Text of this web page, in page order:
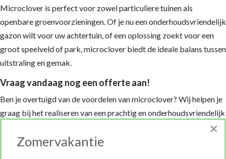
Microclover is perfect voor zowel particuliere tuinen als
openbare groenvoorzieningen. Of je nu een onderhoudsvriendelijk
gazon wilt voor uw achtertuin, of een oplossing zoekt voor een
groot speelveld of park, microclover biedt de ideale balans tussen
uitstraling en gemak.
Vraag vandaag nog een offerte aan!
Ben je overtuigd van de voordelen van microclover? Wij helpen je
graag bij het realiseren van een prachtig en onderhoudsvriendelijk
contact met je op om je wensen en mogelijkheden te bespreken.
×
Zomervakantie